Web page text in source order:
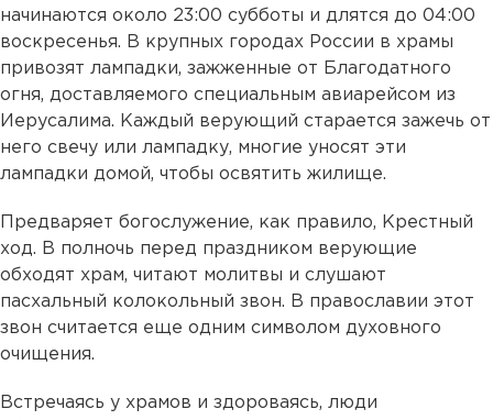
начинаются около 23:00 субботы и длятся до 04:00
воскресенья. В крупных городах России в храмы
привозят лампадки, зажженные от Благодатного
огня, доставляемого специальным авиарейсом из
Иерусалима. Каждый верующий старается зажечь от
него свечу или лампадку, многие уносят эти
лампадки домой, чтобы освятить жилище.
Предваряет богослужение, как правило, Крестный
ход. В полночь перед праздником верующие
обходят храм, читают молитвы и слушают
пасхальный колокольный звон. В православии этот
звон считается еще одним символом духовного
очищения.
Встречаясь у храмов и здороваясь, люди